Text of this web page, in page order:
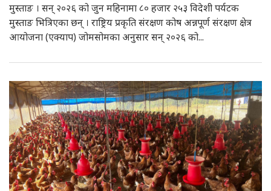
मुस्ताङ । सन् २०२६ को जुन महिनामा ८० हजार २५३ विदेशी पर्यटक
मुस्ताङ भित्रिएका छन् । राष्ट्रिय प्रकृति संरक्षण कोष अन्नपूर्ण संरक्षण क्षेत्र
आयोजना (एक्याप) जोमसोमका अनुसार सन् २०२६ को...